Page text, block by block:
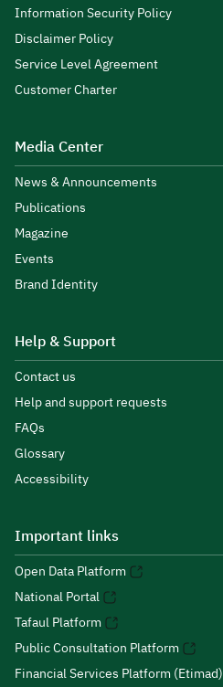
Information Security Policy
Disclaimer Policy
Service Level Agreement
Customer Charter
Media Center
News & Announcements
Publications
Magazine
Events
Brand Identity
Help & Support
Contact us
Help and support requests
FAQs
Glossary
Accessibility
Important links
Open Data Platform
National Portal
Tafaul Platform
Public Consultation Platform
Financial Services Platform (Etimad)